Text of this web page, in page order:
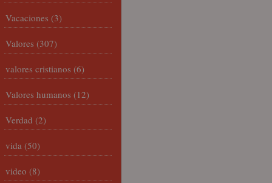
Vacaciones (3)
Valores (307)
valores cristianos (6)
Valores humanos (12)
Verdad (2)
vida (50)
video (8)